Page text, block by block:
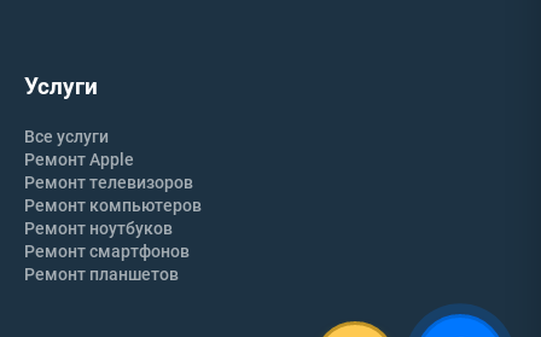
Услуги
Все услуги
Ремонт Apple
Ремонт телевизоров
Ремонт компьютеров
Ремонт ноутбуков
Ремонт смартфонов
Ремонт планшетов